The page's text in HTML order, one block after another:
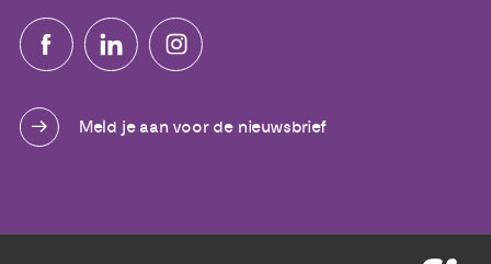
Meld je aan voor de nieuwsbrief